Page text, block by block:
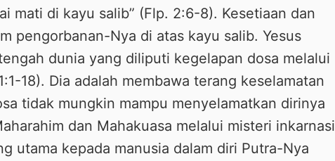
mati di kayu salib” (Flp. 2:6-8). Kesetiaan dan
pengorbanan-Nya di atas kayu salib. Yesus
dunia yang diliputi kegelapan dosa melalui
18). Dia adalah membawa terang keselamatan
tidak mungkin mampu menyelamatkan dirinya
dan Mahakuasa melalui misteri inkarnasi
utama kepada manusia dalam diri Putra-Nya